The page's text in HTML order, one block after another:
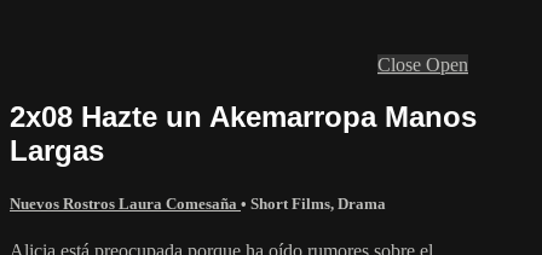
Close Open
2x08 Hazte un Akemarropa Manos
Largas
Nuevos Rostros Laura Comesaña • Short Films, Drama